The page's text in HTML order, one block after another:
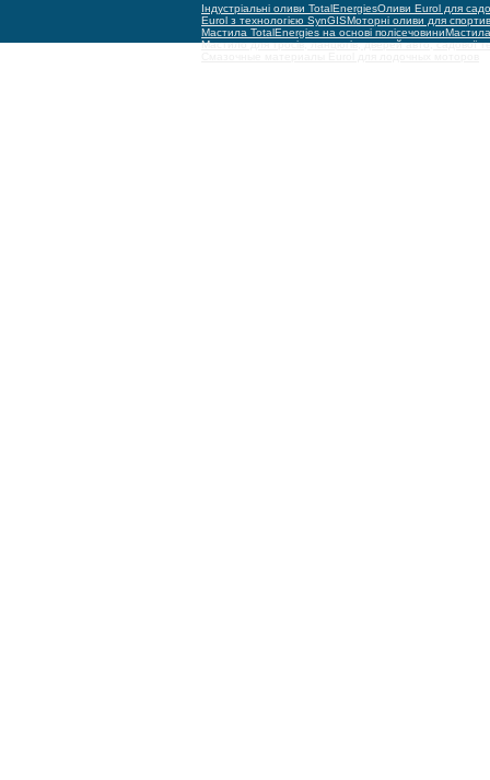
Індустріальні оливи TotalEnergiesОливи Eurol для
Eurol з технологією SynGISМоторні оливи для
Мастила TotalEnergies на основі полісечовини
Мастило для тросів, ланцюгів, дверей авто, садової